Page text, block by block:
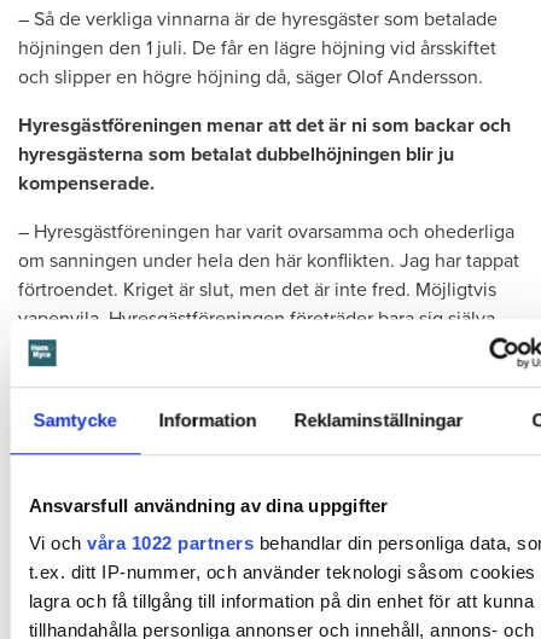
Samtycke Information Reklaminställningar
Ansvarsfull användning av dina uppgifter
Vi och våra 1022 partnersbehandlar din personliga data,
t.ex. ditt IP-nummer, och använder teknologi såsom cookies
lagra och få tillgång till information på din enhet för att kunna
tillhandahålla personliga annonser och innehåll, annons- och
– Så de verkliga vinnarna är de hyresgäster som betalade
höjningen den 1 juli. De får en lägre höjning vid årsskiftet
och slipper en högre höjning då, säger Olof Andersson.
Hyresgästföreningen menar att det är ni som backar och
hyresgästerna som betalat dubbelhöjningen blir ju
kompenserade.
– Hyresgästföreningen har varit ovarsamma och ohederliga
om sanningen under hela den här konflikten. Jag har tappat
förtroendet. Kriget är slut, men det är inte fred. Möjligtvis
vapenvila. Hyresgästföreningen företräder bara sig själva
och ett föråldrat system, inte sina medlemmar, säger Olof